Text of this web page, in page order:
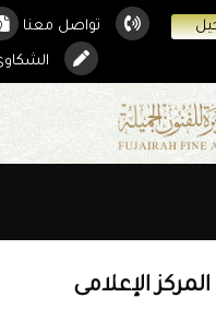
تواصل معنا
المركز الإعلامى